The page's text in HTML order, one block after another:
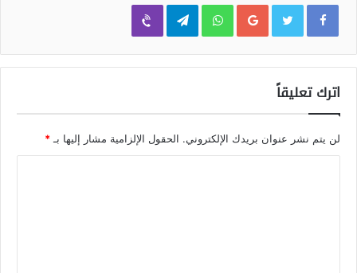
Google+
WhatsApp
Telegram
Viber
اترك تعليقاً
لن يتم نشر عنوان بريدك الإلكتروني. الحقول الإلزامية مشار إليها بـ *